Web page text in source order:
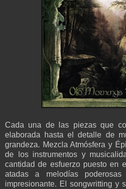
Cada una de las piezas que
elaborada hasta el detalle de
grandeza. Mezcla Atmósfera y
de los instrumentos y
cantidad de esfuerzo puesto en
atadas a melodías
impresionante. El songwritting y